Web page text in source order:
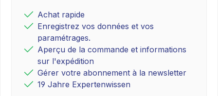
Achat rapide
Enregistrez vos données et vos
paramétrages.
Aperçu de la commande et informations
sur l'expédition
Gérer votre abonnement à la newsletter
19 Jahre Expertenwissen